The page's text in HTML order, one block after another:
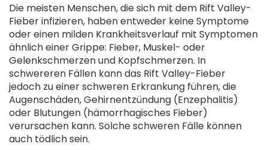
Die meisten Menschen, die sich mit dem Rift Valley-
Fieber infizieren, haben entweder keine Symptome
oder einen milden Krankheitsverlauf mit Symptomen
ähnlich einer Grippe: Fieber, Muskel- oder
Gelenkschmerzen und Kopfschmerzen. In
schwereren Fällen kann das Rift Valley-Fieber
jedoch zu einer schweren Erkrankung führen, die
Augenschäden, Gehirnentzündung (Enzephalitis)
oder Blutungen (hämorrhagisches Fieber)
verursachen kann. Solche schweren Fälle können
auch tödlich sein.